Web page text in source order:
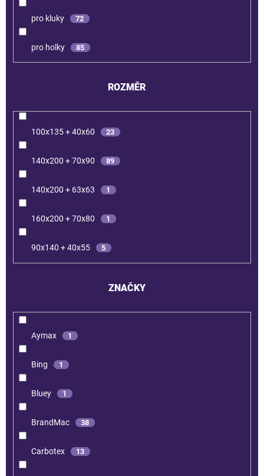
ZNAČKY
Aymax 1
Bing 1
Bluey 1
BrandMac 38
Carbotex 13
pro kluky 72
pro holky 85
ROZMĚR
100x135 + 40x60 23
140x200 + 70x90 89
140x200 + 63x63 1
160x200 + 70x80 1
90x140 + 40x55 5